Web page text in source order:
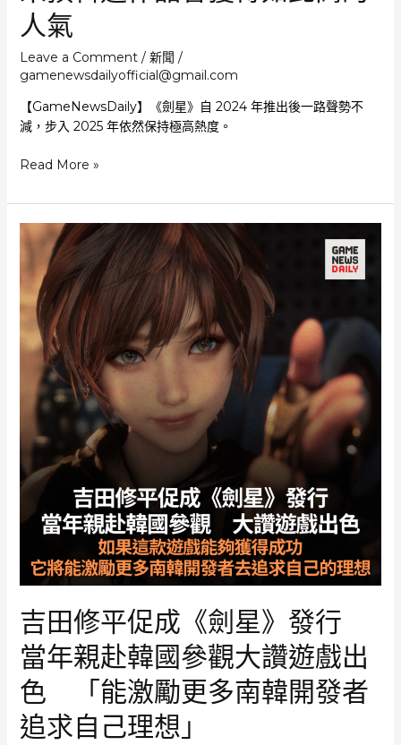
戰
鬼》
2.5
倍
人氣
Leave a Comment / 新聞 /
gamenewsdailyofficial@gmail.com
【GameNewsDaily】《劍星》自 2024 年推出後一路聲勢不
減，步入 2025 年依然保持極高熱度。
《劍
Eve
英
語
配
音
員：
未
品
獲
如
高
氣
Read More »
吉田修平促成《劍星》發行
當年親赴韓國參觀大讚遊戲出
色 「能激勵更多南韓開發者
追求自己理想」